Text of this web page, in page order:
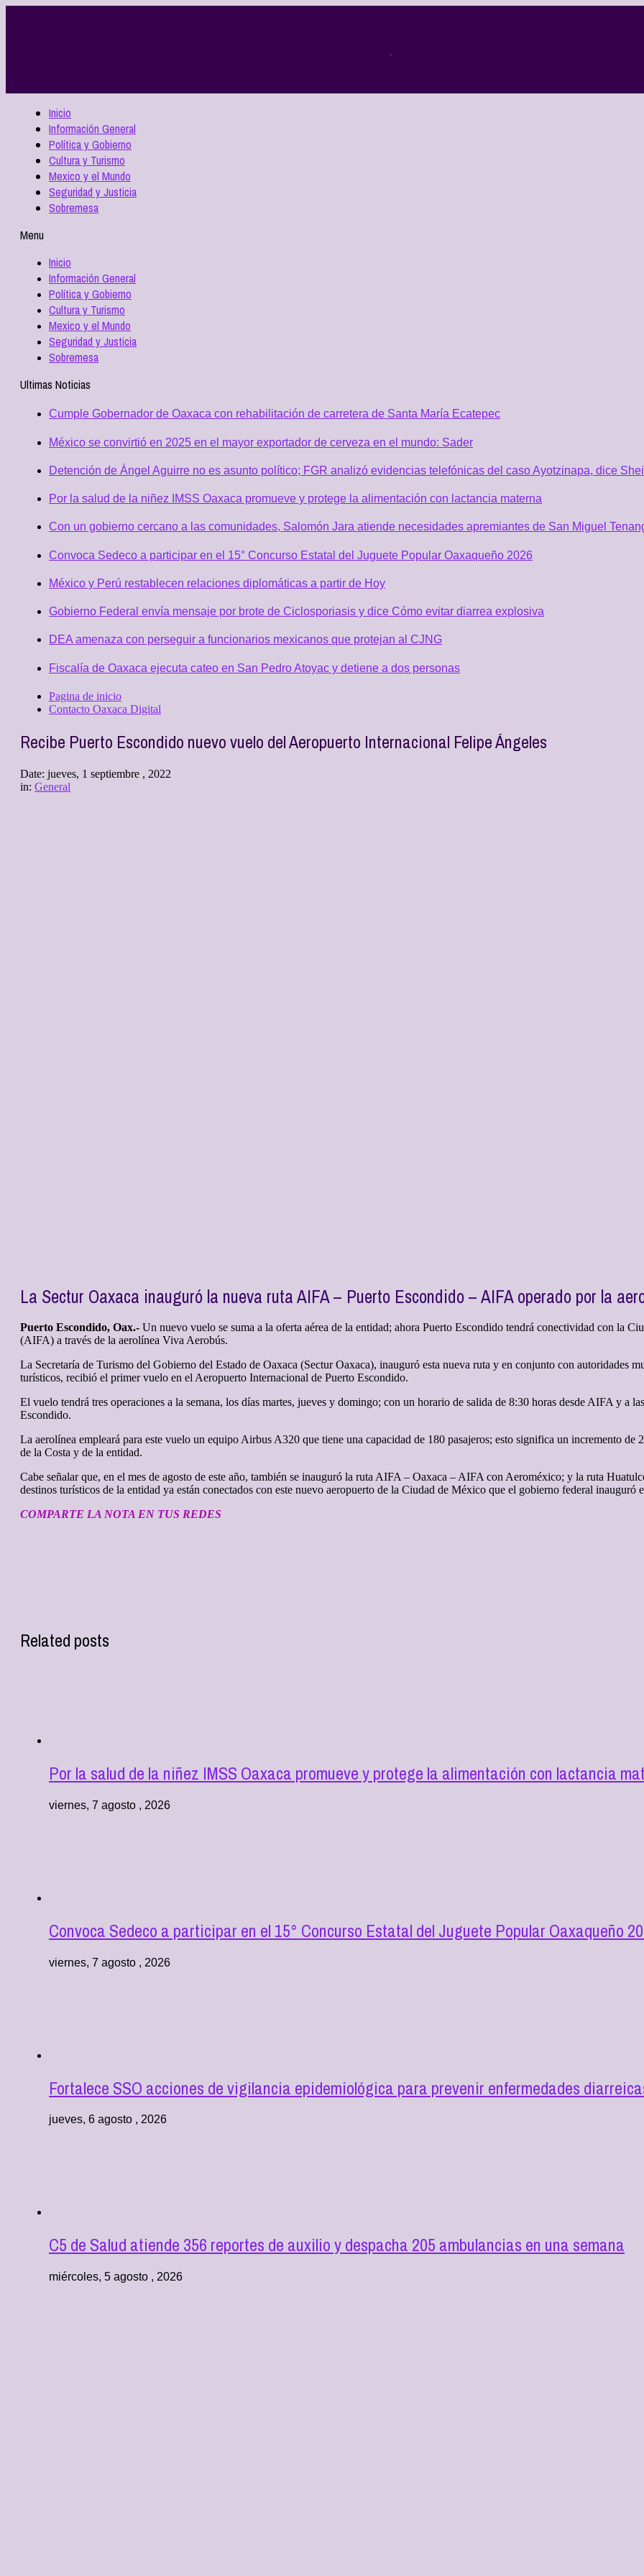
Inicio
Información General
Política y Gobierno
Cultura y Turismo
Mexico y el Mundo
Seguridad y Justicia
Sobremesa
Menu
Inicio
Información General
Política y Gobierno
Cultura y Turismo
Mexico y el Mundo
Seguridad y Justicia
Sobremesa
Ultimas Noticias
Cumple Gobernador de Oaxaca con rehabilitación de carretera de Santa María Ecatepec
México se convirtió en 2025 en el mayor exportador de cerveza en el mundo: Sader
Detención de Ángel Aguirre no es asunto político; FGR analizó evidencias telefónicas del caso Ayotzinapa, dice
Por la salud de la niñez IMSS Oaxaca promueve y protege la alimentación con lactancia materna
Con un gobierno cercano a las comunidades, Salomón Jara atiende necesidades apremiantes de San Miguel
Convoca Sedeco a participar en el 15° Concurso Estatal del Juguete Popular Oaxaqueño 2026
México y Perú restablecen relaciones diplomáticas a partir de Hoy
Gobierno Federal envía mensaje por brote de Ciclosporiasis y dice Cómo evitar diarrea explosiva
DEA amenaza con perseguir a funcionarios mexicanos que protejan al CJNG
Fiscalía de Oaxaca ejecuta cateo en San Pedro Atoyac y detiene a dos personas
Pagina de inicio
Contacto Oaxaca Digital
Recibe Puerto Escondido nuevo vuelo del Aeropuerto Internacional Felipe Ángeles
Date: jueves, 1 septiembre , 2022
in: General
La Sectur Oaxaca inauguró la nueva ruta AIFA – Puerto Escondido – AIFA operado por la
Puerto Escondido, Oax.- Un nuevo vuelo se suma a la oferta aérea de la entidad; ahora Puerto Escondido tendrá conectividad con la
(AIFA) a través de la aerolínea Viva Aerobús.
La Secretaría de Turismo del Gobierno del Estado de Oaxaca (Sectur Oaxaca), inauguró esta nueva ruta y en conjunto con autoridades
turísticos, recibió el primer vuelo en el Aeropuerto Internacional de Puerto Escondido.
El vuelo tendrá tres operaciones a la semana, los días martes, jueves y domingo; con un horario de salida de 8:30 horas desde AIFA y a
Escondido.
La aerolínea empleará para este vuelo un equipo Airbus A320 que tiene una capacidad de 180 pasajeros; esto significa un incremento
de la Costa y de la entidad.
Cabe señalar que, en el mes de agosto de este año, también se inauguró la ruta AIFA – Oaxaca – AIFA con Aeroméxico; y la ruta
destinos turísticos de la entidad ya están conectados con este nuevo aeropuerto de la Ciudad de México que el gobierno federal inauguró
COMPARTE LA NOTA EN TUS REDES
Related posts
Por la salud de la niñez IMSS Oaxaca promueve y protege la alimentación con lactancia
viernes, 7 agosto , 2026
Convoca Sedeco a participar en el 15° Concurso Estatal del Juguete Popular Oaxaqueño
viernes, 7 agosto , 2026
Fortalece SSO acciones de vigilancia epidemiológica para prevenir enfermedades
jueves, 6 agosto , 2026
C5 de Salud atiende 356 reportes de auxilio y despacha 205 ambulancias en una semana
miércoles, 5 agosto , 2026